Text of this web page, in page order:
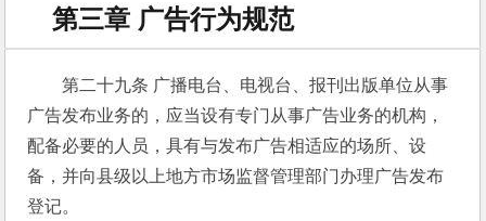
第三章 广告行为规范
第二十九条 广播电台、电视台、报刊出版单位从事
广告发布业务的，应当设有专门从事广告业务的机构，
配备必要的人员，具有与发布广告相适应的场所、设
备，并向县级以上地方市场监督管理部门办理广告发布
登记。